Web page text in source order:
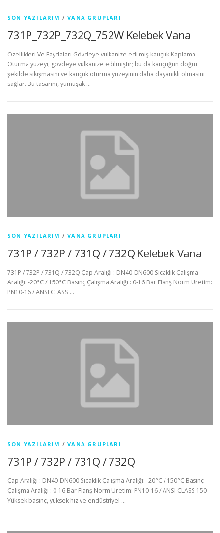
a
z
ı
l
a
SON YAZILARIM /VANA GRUPLARI
731P_732P_732Q_752W Kelebek Vana
Özellikleri Ve Faydaları Gövdeye vulkanize edilmiş kauçuk Kaplama
Oturma yüzeyi, gövdeye vulkanize edilmiştir; bu da kauçuğun doğru
şekilde sıkışmasını ve kauçuk oturma yüzeyinin daha dayanıklı olmasını
sağlar. Bu tasarım, yumuşak …
SON YAZILARIM /VANA GRUPLARI
731P / 732P / 731Q / 732Q Kelebek Vana
731P / 732P / 731Q / 732Q Çap Aralığı : DN40-DN600 Sıcaklık Çalışma
Aralığı: -20°C / 150°C Basınç Çalışma Aralığı : 0-16 Bar Flanş Norm Üretim:
PN10-16 / ANSI CLASS …
SON YAZILARIM /VANA GRUPLARI
731P / 732P / 731Q / 732Q
Çap Aralığı : DN40-DN600 Sıcaklık Çalışma Aralığı: -20°C / 150°C Basınç
Çalışma Aralığı : 0-16 Bar Flanş Norm Üretim: PN10-16 / ANSI CLASS 150
Yüksek basınç, yüksek hız ve endüstriyel …